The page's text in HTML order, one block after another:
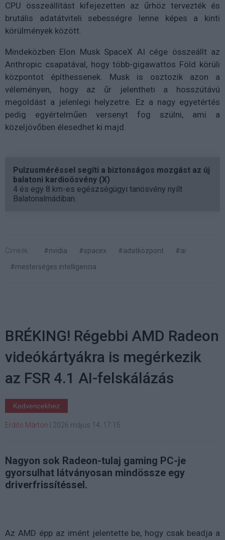
CPU összeállítást kifejezetten az űrhöz tervezték és
brutális adatátviteli sebességre lenne képes a kinti
körülmények között.
Mindeközben Elon Musk SpaceX AI cége összeállt az
Anthropic csapatával, hogy több-gigawattos Föld körüli
központot építhessenek. Musk is osztozik azon a
véleményen, hogy az űr jelentheti a hosszútávú
megoldást a jelenlegi helyzetre. Ez a nagy egyetértés
pedig egyértelműen versenyt fog szülni, ami a
közeljövőben élesedhet ki majd.
Pulzusméréssel segíti a biztonságos mozgást az új
balatoni kardioösvény (X)
4 és egy 8 km-es egészségügyi tanösvény nyílt
Balatonalmádiban.
Címkék: #nvidia #spacex #adatközpont
#ai
#mesterséges intelligencia
BRÉKING! Régebbi AMD Radeon
videókártyákra is megérkezik
az FSR 4.1 AI-felskálázás
Kedvencekhez
Erdős Márton 2026 május 14. 17:15
Nagyon sok Radeon-tulaj gaming PC-je
gyorsulhat látványosan mindössze egy
driverfrissítéssel.
Az AMD épp az imént jelentette be, hogy csak beadja a